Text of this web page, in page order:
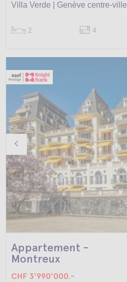
Villa Verde | Genève centre-ville
2 4
Appartement -
Montreux
CHF 3'990'000.-